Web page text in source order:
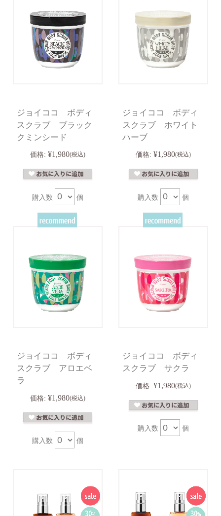
ジョイココ ボディ
スクラブ ブラック
クミンシード
価格: ¥1,980(税込)
購入数 個
ジョイココ ボディ
スクラブ ホワイト
ハーブ
価格: ¥1,980(税込)
購入数 個
ジョイココ ボディ
スクラブ アロエベ
ラ
価格: ¥1,980(税込)
購入数 個
ジョイココ ボディ
スクラブ サクラ
価格: ¥1,980(税込)
購入数 個